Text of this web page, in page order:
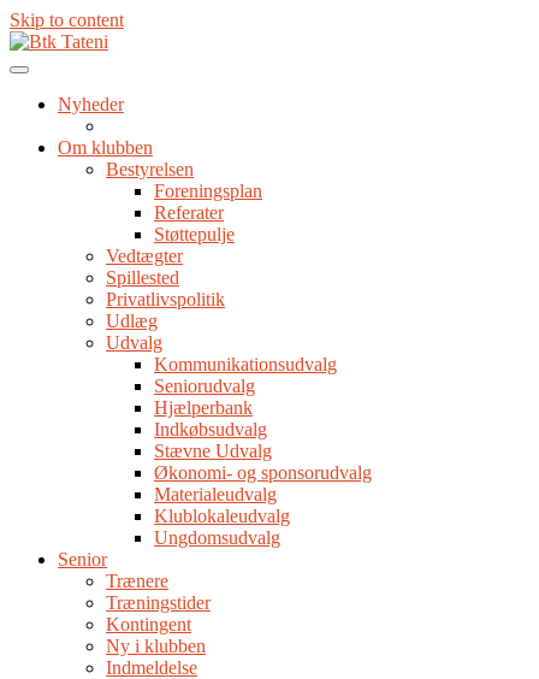
Skip to content
Nyheder
Om klubben
Bestyrelsen
Foreningsplan
Referater
Støttepulje
Vedtægter
Spillested
Privatlivspolitik
Udlæg
Udvalg
Kommunikationsudvalg
Seniorudvalg
Hjælperbank
Indkøbsudvalg
Stævne Udvalg
Økonomi- og sponsorudvalg
Materialeudvalg
Klublokaleudvalg
Ungdomsudvalg
Senior
Trænere
Træningstider
Kontingent
Ny i klubben
Indmeldelse